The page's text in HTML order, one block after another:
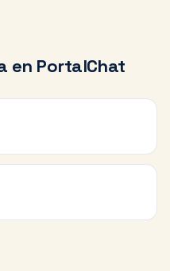
en PortalChat